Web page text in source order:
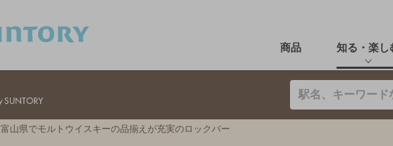
商品 知る・楽し
富山県でモルトウイスキーの品揃えが充実のロックバー